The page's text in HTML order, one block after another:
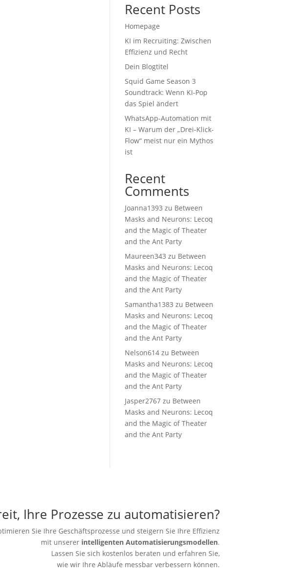
Recent Posts
Homepage
KI im Recruiting: Zwischen
Effizienz und Recht
Dein Blogtitel
Squid Game Season 3
Soundtrack: Wenn KI-Pop
das Spiel ändert
WhatsApp-Automation mit
KI – Warum der „Drei-Klick-
Flow“ meist nur ein Mythos
ist
Recent
Comments
Joanna1393 zu Between
Masks and Neurons: Lecoq
and the Magic of Theater
and the Ant Party
Maureen343 zu Between
Masks and Neurons: Lecoq
and the Magic of Theater
and the Ant Party
Samantha1383 zu Between
Masks and Neurons: Lecoq
and the Magic of Theater
and the Ant Party
Nelson614 zu Between
Masks and Neurons: Lecoq
and the Magic of Theater
and the Ant Party
Jasper2767 zu Between
Masks and Neurons: Lecoq
and the Magic of Theater
and the Ant Party
Ihre Prozesse zu automatisieren?
Sie Ihre Geschäftsprozesse und steigern Sie Ihre Effizienz
mit unserer intelligenten Automatisierungsmodellen.
Lassen Sie sich kostenlos beraten und erfahren Sie,
wie wir Ihre Abläufe messbar verbessern können.